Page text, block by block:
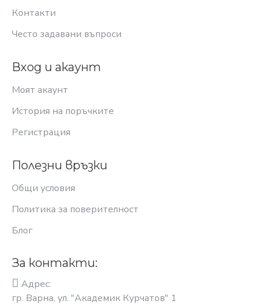
Контакти
Често задавани въпроси
Вход и акаунт
Моят акаунт
История на поръчките
Регистрация
Полезни връзки
Общи условия
Политика за поверителност
Блог
За контакти:
Адрес:
гр. Варна, ул. "Академик Курчатов" 1